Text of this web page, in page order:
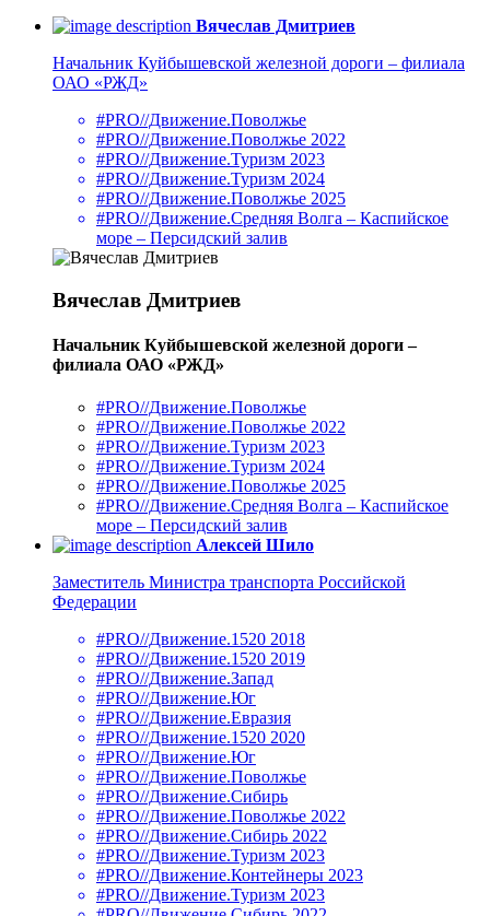
Вячеслав Дмитриев
Начальник Куйбышевской железной дороги – филиала
ОАО «РЖД»
#PRO//Движение.Поволжье
#PRO//Движение.Поволжье 2022
#PRO//Движение.Туризм 2023
#PRO//Движение.Туризм 2024
#PRO//Движение.Поволжье 2025
#PRO//Движение.Средняя Волга – Каспийское
море – Персидский залив
Вячеслав Дмитриев
Начальник Куйбышевской железной дороги –
филиала ОАО «РЖД»
#PRO//Движение.Поволжье
#PRO//Движение.Поволжье 2022
#PRO//Движение.Туризм 2023
#PRO//Движение.Туризм 2024
#PRO//Движение.Поволжье 2025
#PRO//Движение.Средняя Волга – Каспийское
море – Персидский залив
Алексей Шило
Заместитель Министра транспорта Российской
Федерации
#PRO//Движение.1520 2018
#PRO//Движение.1520 2019
#PRO//Движение.Запад
#PRO//Движение.Юг
#PRO//Движение.Евразия
#PRO//Движение.1520 2020
#PRO//Движение.Юг
#PRO//Движение.Поволжье
#PRO//Движение.Сибирь
#PRO//Движение.Поволжье 2022
#PRO//Движение.Сибирь 2022
#PRO//Движение.Туризм 2023
#PRO//Движение.Контейнеры 2023
#PRO//Движение.Туризм 2023